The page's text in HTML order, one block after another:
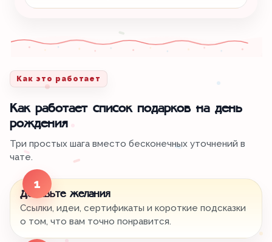
Как это работает
Как работает список подарков на день
рождения
Три простых шага вместо бесконечных уточнений в
чате.
1
Добавьте желания
Ссылки, идеи, сертификаты и короткие подсказки
о том, что вам точно понравится.